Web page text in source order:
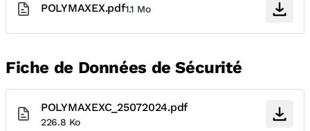
POLYMAXEX.pdf1.1 Mo
Fiche de Données de Sécurité
POLYMAXEXC_25072024.pdf
226.8 Ko